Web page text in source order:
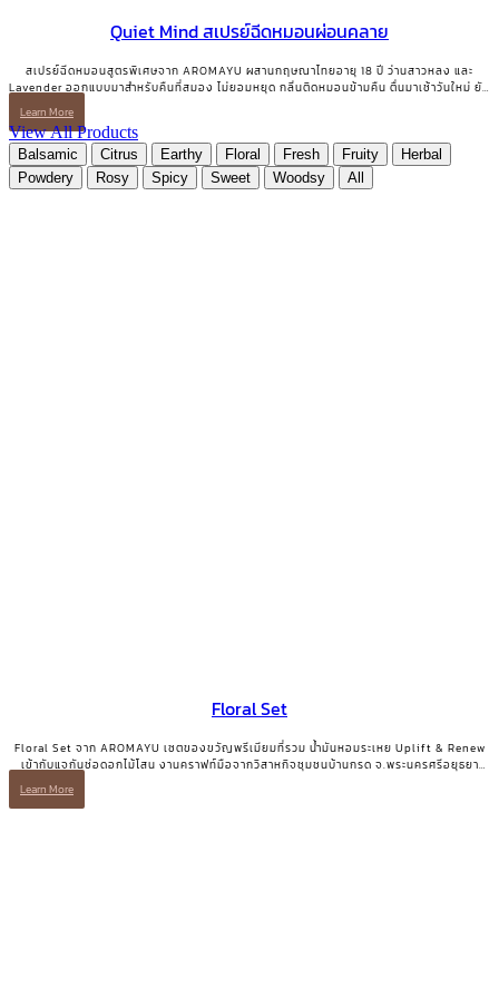
Quiet Mind สเปรย์ฉีดหมอนผ่อนคลาย
สเปรย์ฉีดหมอนสูตรพิเศษจาก AROMAYU ผสานกฤษณาไทยอายุ 18 ปี ว่านสาวหลง และ
Lavender ออกแบบมาสำหรับคืนที่สมอง ไม่ยอมหยุด กลิ่นติดหมอนข้ามคืน ตื่นมาเช้าวันใหม่ ยัง
ได้กลิ่นจางๆ อยู่ QUIET MIND Pillow & Linen Mist | สเปรย์ฉีดหมอนและผ้าปูที่นอน 10
Learn More
View All Products
Balsamic Citrus Earthy Floral Fresh Fruity
Herbal
Powdery
Rosy Spicy Sweet Woodsy All
Floral Set
Floral Set จาก AROMAYU เซตของขวัญพรีเมียมที่รวม น้ำมันหอมระเหย Uplift & Renew
เข้ากับแจกันช่อดอกไม้โสน งานคราฟท์มือจากวิสาหกิจชุมชนบ้านกรด จ.พระนครศรีอยุธยา
Learn More